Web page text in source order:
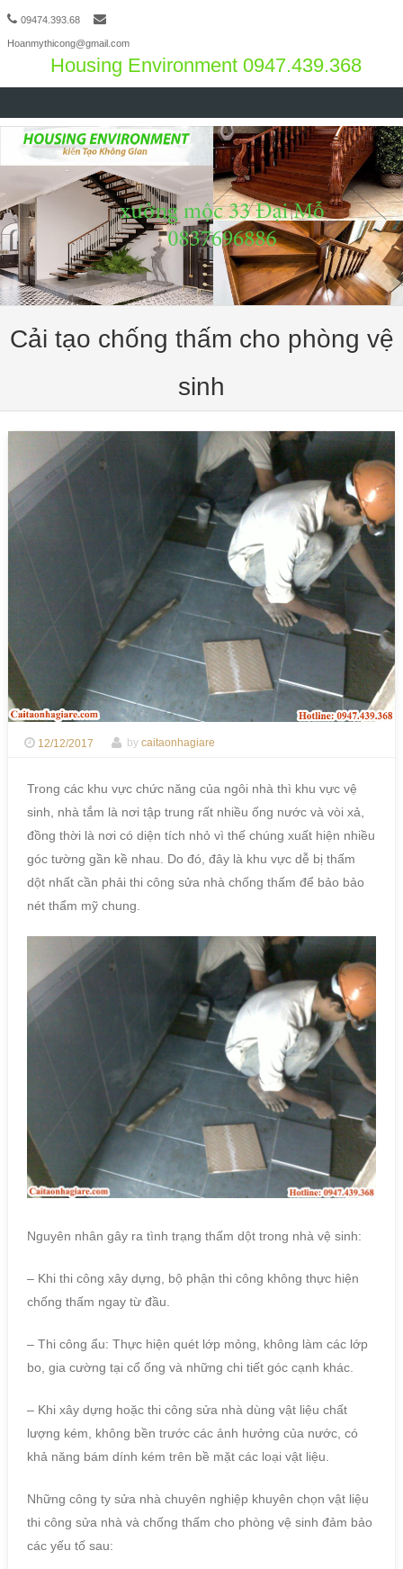
09474.393.68
Hoanmythicong@gmail.com
Housing Environment 0947.439.368
Skip to content
Cải tạo chống thấm cho phòng vệ
sinh
12/12/2017 by caitaonhagiare
Trong các khu vực chức năng của ngôi nhà thì khu vực vệ
sinh, nhà tắm là nơi tập trung rất nhiều ống nước và vòi xả,
đồng thời là nơi có diện tích nhỏ vì thế chúng xuất hiện nhiều
góc tường gần kề nhau. Do đó, đây là khu vực dễ bị thấm
dột nhất cần phải thi công sửa nhà chống thấm để bảo bảo
nét thẩm mỹ chung.
Nguyên nhân gây ra tình trạng thấm dột trong nhà vệ sinh:
– Khi thi công xây dựng, bộ phận thi công không thực hiện
chống thấm ngay từ đầu.
– Thi công ẩu: Thực hiện quét lớp mỏng, không làm các lớp
bo, gia cường tại cổ ống và những chi tiết góc cạnh khác.
– Khi xây dựng hoặc thi công sửa nhà dùng vật liệu chất
lượng kém, không bền trước các ảnh hưởng của nước, có
khả năng bám dính kém trên bề mặt các loại vật liệu.
Những công ty sửa nhà chuyên nghiệp khuyên chọn vật liệu
thi công sửa nhà và chống thấm cho phòng vệ sinh đảm bảo
các yếu tố sau: